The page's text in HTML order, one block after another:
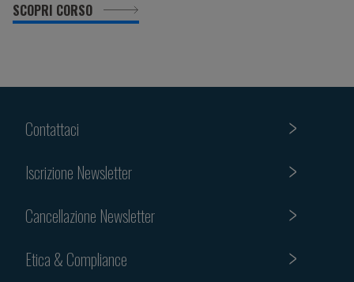
SCOPRI CORSO
Contattaci
Iscrizione Newsletter
Cancellazione Newsletter
Etica & Compliance